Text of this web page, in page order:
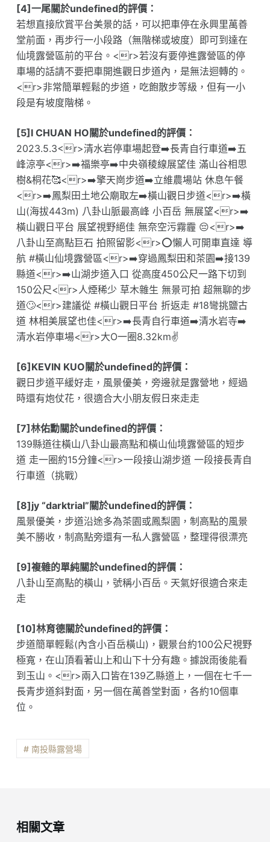
[4]一尾關於undefined的評價：
若想直接欣賞平台美景的話，可以把車停在永興里萬善
堂前面，再步行一小段路（無階梯或坡度）即可到達在
仙境露營區前的平台。<r>若沒有要停進露營區的停
車場的話請不要把車開進觀日步道內，是無法迴轉的。
<r>非常簡單輕鬆的步道，吃飽散步等級，但有一小
段是有坡度階梯。
[5]I CHUAN HO關於undefined的評價：
2023.5.3<r>清水岩停車場起登➡️長青自行車道➡️五
峰涼亭<r>➡️福樂亭➡️中央嶺稜線展望佳 滿山谷相思
樹&桐花🥰<r>➡️擎天崗步道➡️立維農場站 休息午餐
<r>➡️鳳梨田土地公廟取左➡️橫山觀日步道<r>➡️橫
山(海拔443m) 八卦山脈最高峰 小百岳 無展望<r>➡️
橫山觀日平台 展望視野絕佳 無奈空污霧霾 😔<r>➡️
八卦山至高點巨石 拍照留影<r>⭕️懶人可開車直達 導
航 #橫山仙境露營區<r>➡️穿過鳳梨田和茶園➡️接139
縣道<r>➡️山湖步道入口 從高度450公尺一路下切到
150公尺<r>人煙稀少 草木雜生 無景可拍 超無聊的步
道🙄<r>建議從 #橫山觀日平台 折返走 #18彎挑鹽古
道 林相美展望也佳<r>➡️長青自行車道➡️清水岩寺➡️
清水岩停車場<r>大O一圈8.32km✌️
[6]KEVIN KUO關於undefined的評價：
觀日步道平緩好走，風景優美，旁邊就是露營地，經過
時還有炮仗花，很適合大小朋友假日來走走
[7]林佑勳關於undefined的評價：
139縣道往橫山八卦山最高點和橫山仙境露營區的短步
道 走一圈約15分鐘<r>一段接山湖步道 一段接長青自
行車道（挑戰）
[8]jy “darktrial”關於undefined的評價：
風景優美，步道沿途多為茶園或鳳梨園，制高點的風景
美不勝收，制高點旁還有一私人露營區，整理得很漂亮
[9]複雜的單純關於undefined的評價：
八卦山至高點的橫山，號稱小百岳。天氣好很適合來走
走
[10]林育德關於undefined的評價：
步道簡單輕鬆(內含小百岳橫山)，觀景台約100公尺視野
極寬，在山頂看著山上和山下十分有趣。據說雨後能看
到玉山。<r>兩入口皆在139乙縣道上，一個在七千一
長青步道斜對面，另一個在萬善堂對面，各約10個車
位。
# 南投縣露營場
相關文章